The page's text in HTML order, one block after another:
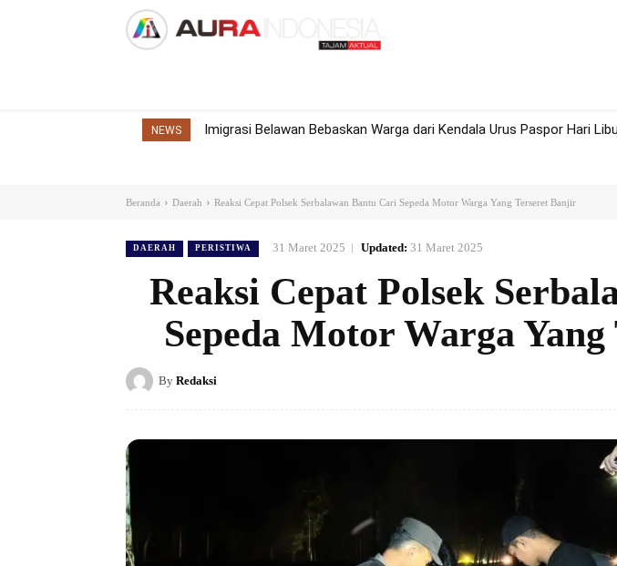
NEWS Imigrasi Belawan Bebaskan Warga dari Kendala Urus Paspor Hari
Beranda Daerah Reaksi Cepat Polsek Serbalawan Bantu Cari Sepeda Motor Warga Yang Terseret Banjir
DAERAH PERISTIWA 31 Maret 2025 Updated: 31 Maret 2025
Reaksi Cepat Polsek
Sepeda Motor Warga
By Redaksi